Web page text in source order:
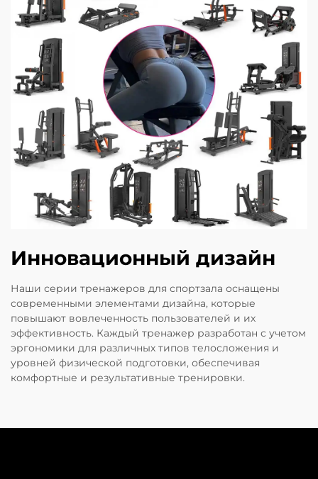
Инновационный дизайн
Наши серии тренажеров для спортзала оснащены
современными элементами дизайна, которые
повышают вовлеченность пользователей и их
эффективность. Каждый тренажер разработан с учетом
эргономики для различных типов телосложения и
уровней физической подготовки, обеспечивая
комфортные и результативные тренировки.